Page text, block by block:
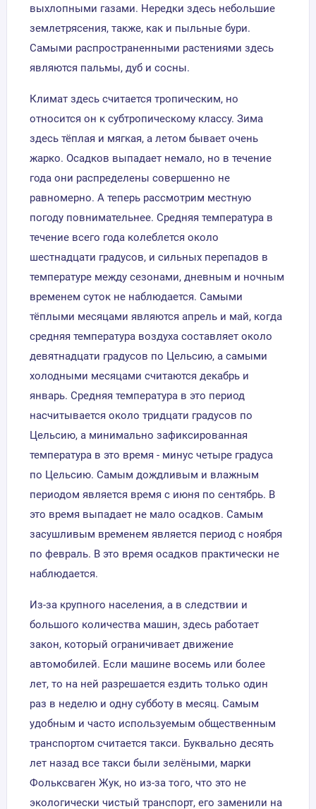
выхлопными газами. Нередки здесь небольшие
землетрясения, также, как и пыльные бури.
Самыми распространенными растениями здесь
являются пальмы, дуб и сосны.
Климат здесь считается тропическим, но
относится он к субтропическому классу. Зима
здесь тёплая и мягкая, а летом бывает очень
жарко. Осадков выпадает немало, но в течение
года они распределены совершенно не
равномерно. А теперь рассмотрим местную
погоду повнимательнее. Средняя температура в
течение всего года колеблется около
шестнадцати градусов, и сильных перепадов в
температуре между сезонами, дневным и ночным
временем суток не наблюдается. Самыми
тёплыми месяцами являются апрель и май, когда
средняя температура воздуха составляет около
девятнадцати градусов по Цельсию, а самыми
холодными месяцами считаются декабрь и
январь. Средняя температура в это период
насчитывается около тридцати градусов по
Цельсию, а минимально зафиксированная
температура в это время - минус четыре градуса
по Цельсию. Самым дождливым и влажным
периодом является время с июня по сентябрь. В
это время выпадает не мало осадков. Самым
засушливым временем является период с ноября
по февраль. В это время осадков практически не
наблюдается.
Из-за крупного населения, а в следствии и
большого количества машин, здесь работает
закон, который ограничивает движение
автомобилей. Если машине восемь или более
лет, то на ней разрешается ездить только один
раз в неделю и одну субботу в месяц. Самым
удобным и часто используемым общественным
транспортом считается такси. Буквально десять
лет назад все такси были зелёными, марки
Фольксваген Жук, но из-за того, что это не
экологически чистый транспорт, его заменили на